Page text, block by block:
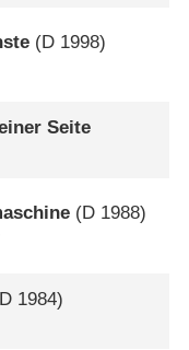
(D 1998)
Seite
(D 1988)
D 1984)